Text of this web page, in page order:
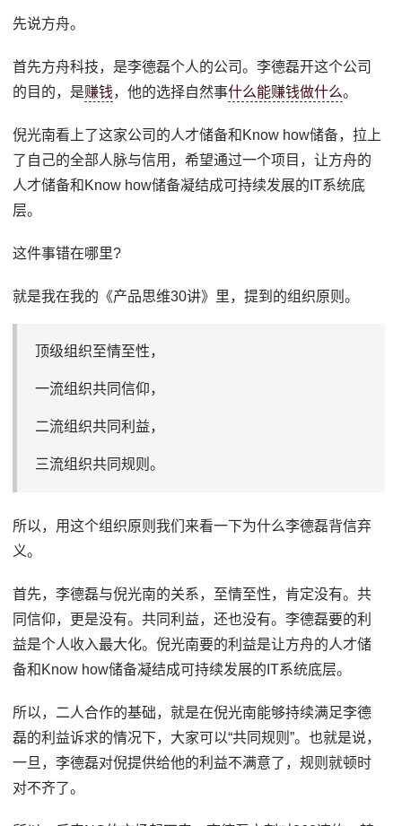
先说方舟。
首先方舟科技，是李德磊个人的公司。李德磊开这个公司
的目的，是赚钱，他的选择自然事什么能赚钱做什么。
倪光南看上了这家公司的人才储备和Know how储备，拉上
了自己的全部人脉与信用，希望通过一个项目，让方舟的
人才储备和Know how储备凝结成可持续发展的IT系统底
层。
这件事错在哪里?
就是我在我的《产品思维30讲》里，提到的组织原则。
顶级组织至情至性，
一流组织共同信仰，
二流组织共同利益，
三流组织共同规则。
所以，用这个组织原则我们来看一下为什么李德磊背信弃
义。
首先，李德磊与倪光南的关系，至情至性，肯定没有。共
同信仰，更是没有。共同利益，还也没有。李德磊要的利
益是个人收入最大化。倪光南要的利益是让方舟的人才储
备和Know how储备凝结成可持续发展的IT系统底层。
所以，二人合作的基础，就是在倪光南能够持续满足李德
磊的利益诉求的情况下，大家可以“共同规则”。也就是说，
一旦，李德磊对倪提供给他的利益不满意了，规则就顿时
对不齐了。